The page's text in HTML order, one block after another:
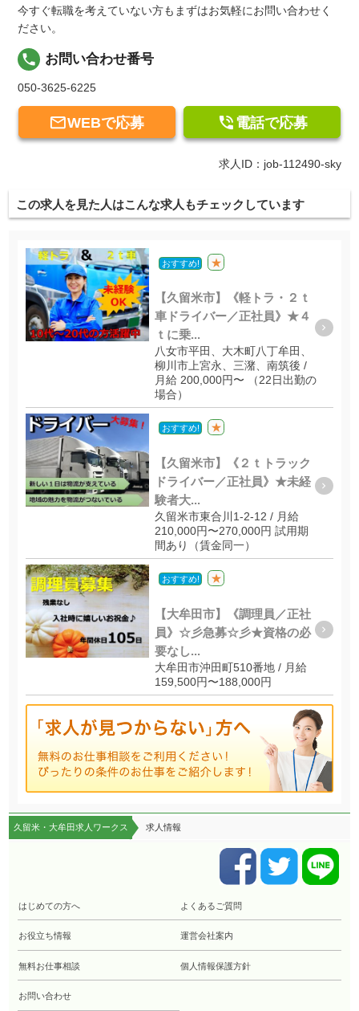
今すぐ転職を考えていない方もまずはお気軽にお問い合わせく
ださい。
local_phone お問い合わせ番号
050-3625-6225
WEBで応募  電話で応募
求人ID：job-112490-sky
この求人を見た人はこんな求人もチェックしています
おすすめ! ★
【久留米市】《軽トラ・２ｔ
車ドライバー／正社員》★４
ｔに乗...
八女市平田、大木町八丁牟田、
柳川市上宮永、三潴、南筑後 /
月給 200,000円〜 （22日出勤の
場合）
おすすめ! ★
【久留米市】《２ｔトラック
ドライバー／正社員》★未経
験者大...
久留米市東合川1-2-12 / 月給
210,000円〜270,000円 試用期
間あり（賃金同一）
おすすめ! ★
【大牟田市】《調理員／正社
員》☆彡急募☆彡★資格の必
要なし...
大牟田市沖田町510番地 / 月給
159,500円〜188,000円
久留米・大牟田求人ワークス 求人情報
はじめての方へ よくあるご質問
お役立ち情報 運営会社案内
無料お仕事相談 個人情報保護方針
お問い合わせ